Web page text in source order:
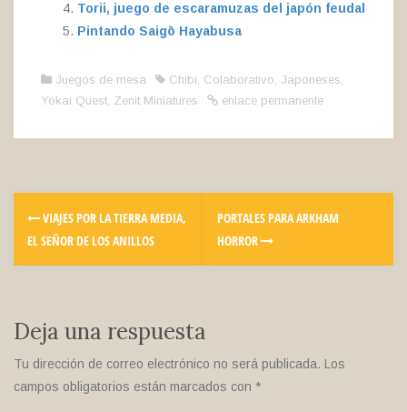
Torii, juego de escaramuzas del japón feudal
Pintando Saigō Hayabusa
Juegos de mesa Chibi, Colaborativo, Japoneses,
Yokai Quest, Zenit Miniatures enlace permanente
VIAJES POR LA TIERRA MEDIA,
EL SEÑOR DE LOS ANILLOS
PORTALES PARA ARKHAM
HORROR
Deja una respuesta
Tu dirección de correo electrónico no será publicada. Los
campos obligatorios están marcados con *